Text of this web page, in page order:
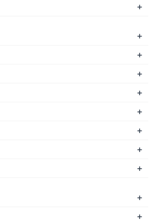
+
+
+
+
+
+
+
+
+
+
+